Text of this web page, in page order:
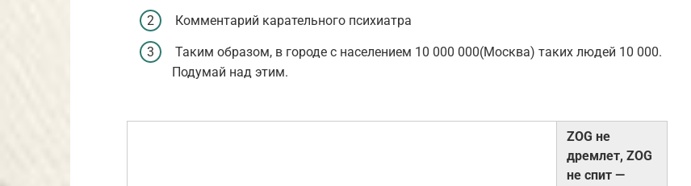
Комментарий карательного психиатра
Таким образом, в городе с населением 10 000 000(Москва) таких людей 10 000.
Подумай над этим.
ZOG не
дремлет, ZOG
не спит —